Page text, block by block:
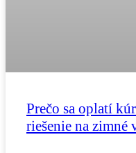
Prečo sa oplatí
riešenie na zimné